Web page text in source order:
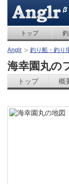
トップ
Anglr 釣り船・釣り
海幸園丸の
トップ 概